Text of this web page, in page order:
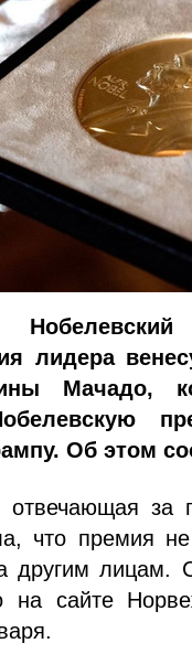
лидера
Мачадо,
Об этом
отвечающая за
что премия
другим лицам.
на сайте